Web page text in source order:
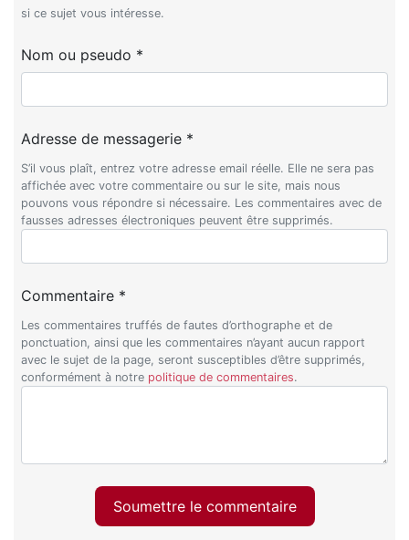
si ce sujet vous intéresse.
Nom ou pseudo *
Adresse de messagerie *
S’il vous plaît, entrez votre adresse email réelle. Elle ne sera pas
affichée avec votre commentaire ou sur le site, mais nous
pouvons vous répondre si nécessaire. Les commentaires avec de
fausses adresses électroniques peuvent être supprimés.
Commentaire *
Les commentaires truffés de fautes d’orthographe et de
ponctuation, ainsi que les commentaires n’ayant aucun rapport
avec le sujet de la page, seront susceptibles d’être supprimés,
conformément à notre politique de commentaires.
Soumettre le commentaire